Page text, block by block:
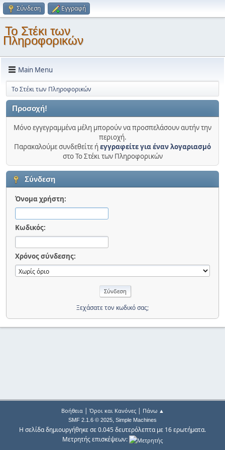
Σύνδεση Εγγραφή
Το Στέκι των
Πληροφορικών
Main Menu
Το Στέκι των Πληροφορικών
Προσοχή!
Μόνο εγγεγραμμένα μέλη μπορούν να προσπελάσουν αυτήν την
περιοχή.
Παρακαλούμε συνδεθείτε ήεγγραφείτε για έναν λογαριασμό
στο Το Στέκι των Πληροφορικών
Σύνδεση
Όνομα χρήστη:
Κωδικός:
Χρόνος σύνδεσης:
Ξεχάσατε τον κωδικό σας;
Βοήθεια| Όροι και Κανόνες| Πάνω ▲
SMF 2.1.6 © 2025, Simple Machines
Η σελίδα δημιουργήθηκε σε 0.045 δευτερόλεπτα με 16 ερωτήματα.
Μετρητής επισκέψεων: